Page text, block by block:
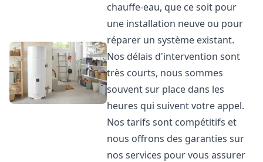
chauffe-eau, que ce soit pour
une installation neuve ou pour
réparer un système existant.
Nos délais d'intervention sont
très courts, nous sommes
souvent sur place dans les
heures qui suivent votre appel.
Nos tarifs sont compétitifs et
nous offrons des garanties sur
nos services pour vous assurer